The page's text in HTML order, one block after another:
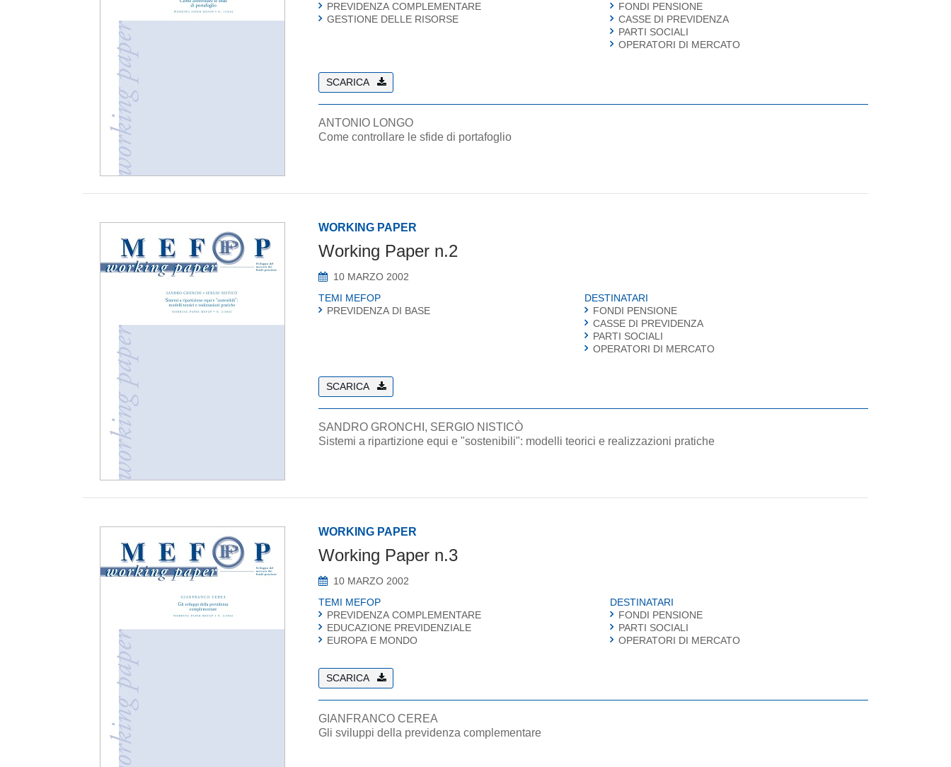
PREVIDENZA COMPLEMENTARE
GESTIONE DELLE RISORSE
FONDI PENSIONE
CASSE DI PREVIDENZA
PARTI SOCIALI
OPERATORI DI MERCATO
SCARICA
ANTONIO LONGO
Come controllare le sfide di portafoglio
WORKING PAPER
Working Paper n.2
10 MARZO 2002
TEMI MEFOP
PREVIDENZA DI BASE
DESTINATARI
FONDI PENSIONE
CASSE DI PREVIDENZA
PARTI SOCIALI
OPERATORI DI MERCATO
SCARICA
SANDRO GRONCHI, SERGIO NISTICÒ
Sistemi a ripartizione equi e "sostenibili": modelli teorici e realizzazioni pratiche
WORKING PAPER
Working Paper n.3
10 MARZO 2002
TEMI MEFOP
PREVIDENZA COMPLEMENTARE
EDUCAZIONE PREVIDENZIALE
EUROPA E MONDO
DESTINATARI
FONDI PENSIONE
PARTI SOCIALI
OPERATORI DI MERCATO
SCARICA
GIANFRANCO CEREA
Gli sviluppi della previdenza complementare